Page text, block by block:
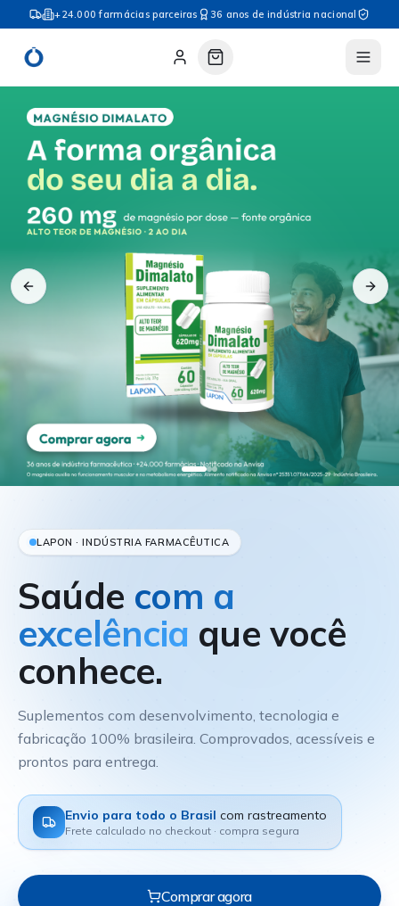
+24.000 farmácias parceiras 36 anos de indústria nacional
LAPON · INDÚSTRIA FARMACÊUTICA
Saúde com a
excelência que você
conhece.
Suplementos com desenvolvimento, tecnologia e
fabricação 100% brasileira. Comprovados, acessíveis e
prontos para entrega.
Envio para todo o Brasil com rastreamento
Frete calculado no checkout · compra segura
Comprar agora